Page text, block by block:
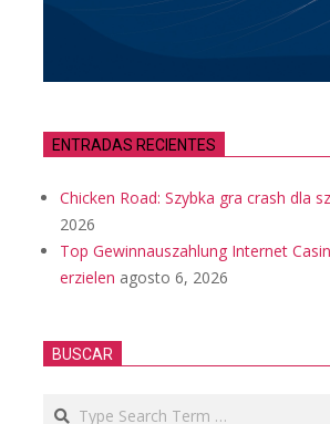
ENTRADAS RECIENTES
Chicken Road: Szybka gra crash dla
2026
Top Gewinnauszahlung Internet
erzielen agosto 6, 2026
BUSCAR
Search